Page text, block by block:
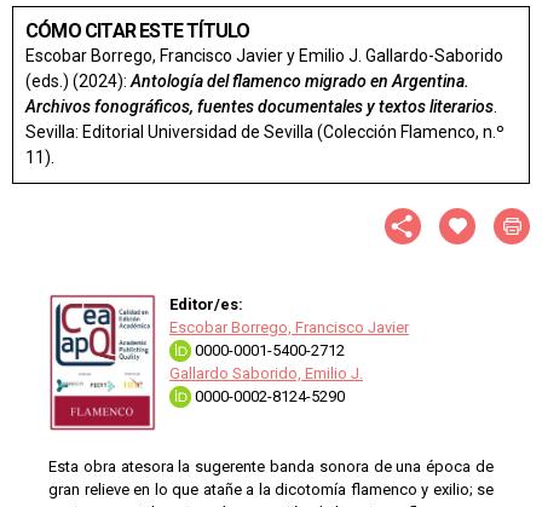
CÓMO CITAR ESTE TÍTULO
Escobar Borrego, Francisco Javier y Emilio J. Gallardo-Saborido
(eds.) (2024): Antología del flamenco migrado en Argentina.
Archivos fonográficos, fuentes documentales y textos literarios
Sevilla: Editorial Universidad de Sevilla (Colección Flamenco, n.º
11).
Editor/es:
Escobar Borrego, Francisco Javier
0000-0001-5400-2712
Gallardo Saborido, Emilio J.
0000-0002-8124-5290
Esta obra atesora la sugerente banda sonora de una época de
gran relieve en lo que atañe a la dicotomía flamenco y exilio; se